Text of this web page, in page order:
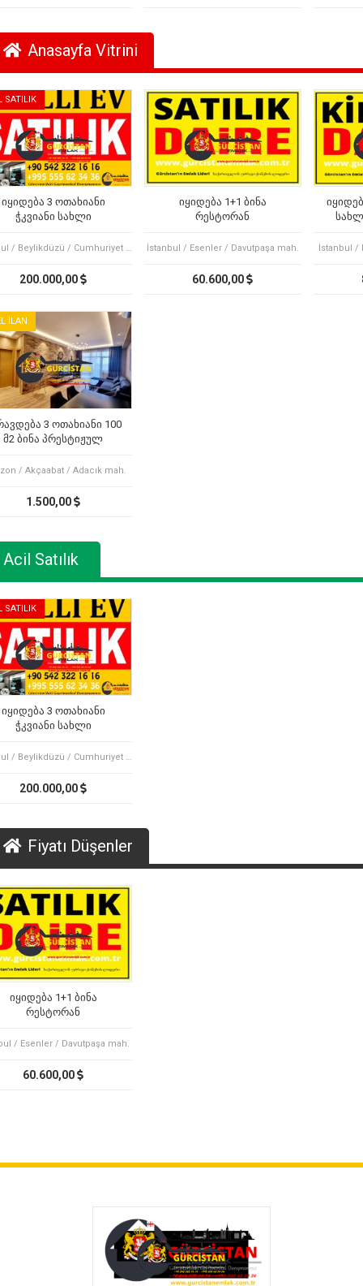
Anasayfa Vitrini
SATILIK
იყიდება 3 ოთახიანი
ჭკვიანი სახლი
İstanbul / Beylikdüzü / Cumhuriyet mah.
200.000,00
იყიდება 1+1 ბინა
რესტორან
İstanbul / Esenler / Davutpaşa mah.
60.600,00
İstanbul /
İLAN
3 ოთახიანი 100
მ2 ბინა პრესტიჟულ
/ Akçaabat / Adacık mah.
1.500,00
Acil Satılık
SATILIK
იყიდება 3 ოთახიანი
ჭკვიანი სახლი
İstanbul / Beylikdüzü / Cumhuriyet mah.
200.000,00
Fiyatı Düşenler
იყიდება 1+1 ბინა
რესტორან
/ Esenler / Davutpaşa mah.
60.600,00